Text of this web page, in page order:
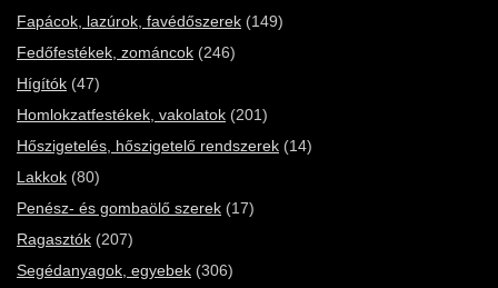
Fapácok, lazúrok, favédőszerek (149)
Fedőfestékek, zománcok (246)
Hígítók (47)
Homlokzatfestékek, vakolatok (201)
Hőszigetelés, hőszigetelő rendszerek (14)
Lakkok (80)
Penész- és gombaölő szerek (17)
Ragasztók (207)
Segédanyagok, egyebek (306)